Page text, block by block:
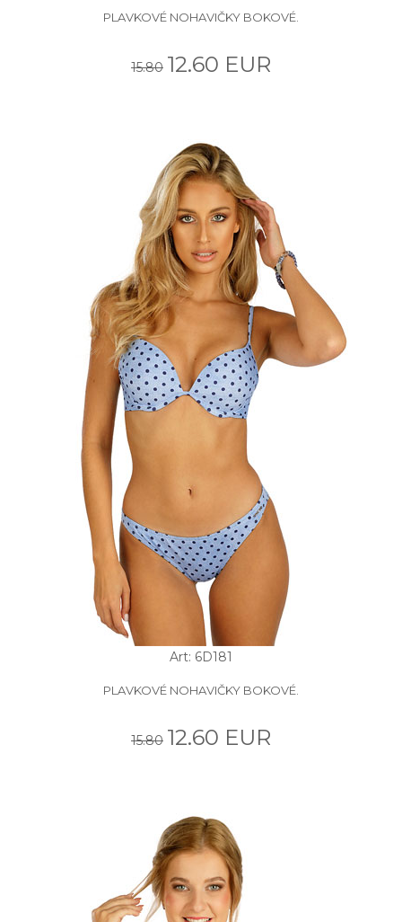
PLAVKOVÉ NOHAVIČKY BOKOVÉ.
15.80 12.60 EUR
Art: 6D181
PLAVKOVÉ NOHAVIČKY BOKOVÉ.
15.80 12.60 EUR